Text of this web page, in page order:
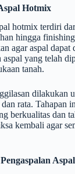
Hotmix
hotmix terdiri
hingga
agar aspal
yang telah
tanah.
dilakukan
rata. Tahapan
berkualitas dan
kembali agar